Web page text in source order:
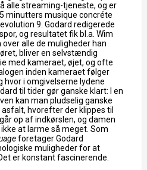
alle streaming-tjeneste, og er
minutters musique concréte
9. Godard redigerede
og resultatet fik bl.a. Wim
alle de muligheder han
bliver en selvstændig
med kameraet, øjet, og ofte
inden kameraet følger
hvor i omgivelserne lydene
til tider gør ganske klart: I en
kan man pludselig ganske
hvorefter der klippes til
op af indkørslen, og damen
at larme så meget. Som
foretager Godard
muligheder for at
er konstant fascinerende.